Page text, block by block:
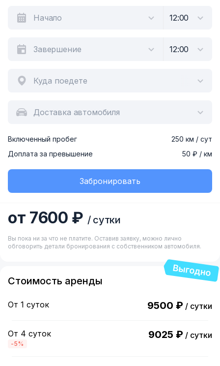
Куда поедете
Доставка автомобиля
Включенный пробег
250 км / сут
Доплата за превышение
50 ₽ / км
Забронировать
от 7600 ₽ / сутки
Вы пока ни за что не платите. Оставив заявку, можно лично
обговорить детали бронирования с собственником автомобиля.
Стоимость аренды
От 1 суток 9500 ₽ / сутки
От 4 суток
-5%
9025 ₽ / сутки